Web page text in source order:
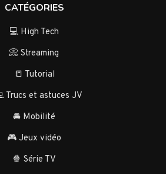
CATÉGORIES
💻 High Tech
📀 Streaming
📒 Tutorial
Trucs et astuces JV
🚘 Mobilité
🎮 Jeux vidéo
🍿 Série TV